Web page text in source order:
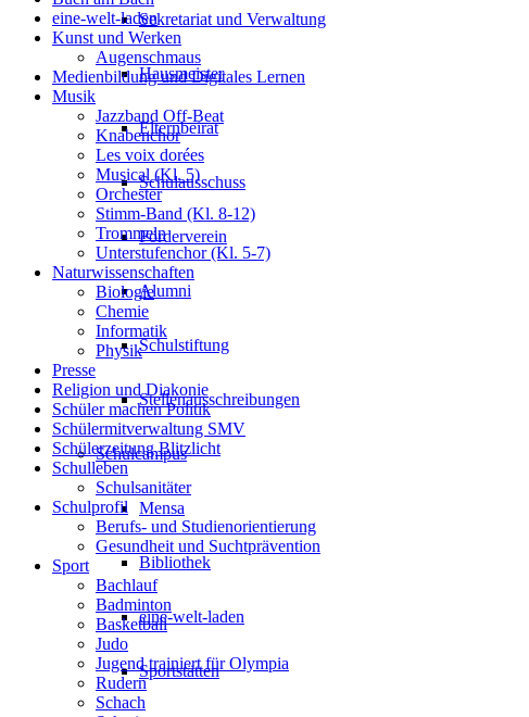
Sekretariat und Verwaltung
Hausmeister
Elternbeirat
Schulausschuss
Förderverein
Alumni
Schulstiftung
Stellenausschreibungen
Schulcampus
Mensa
Bibliothek
eine-welt-laden
Sportstätten
eine-welt-laden
Kunst und Werken
Augenschmaus
Medienbildung und Digitales Lernen
Musik
Jazzband Off-Beat
Knabenchor
Les voix dorées
Musical (Kl. 5)
Orchester
Stimm-Band (Kl. 8-12)
Trommeln
Unterstufenchor (Kl. 5-7)
Naturwissenschaften
Biologie
Chemie
Informatik
Physik
Presse
Religion und Diakonie
Schüler machen Politik
Schülermitverwaltung SMV
Schülerzeitung Blitzlicht
Schulleben
Schulsanitäter
Schulprofil
Berufs- und Studienorientierung
Gesundheit und Suchtprävention
Sport
Bachlauf
Badminton
Basketball
Judo
Jugend trainiert für Olympia
Rudern
Schach